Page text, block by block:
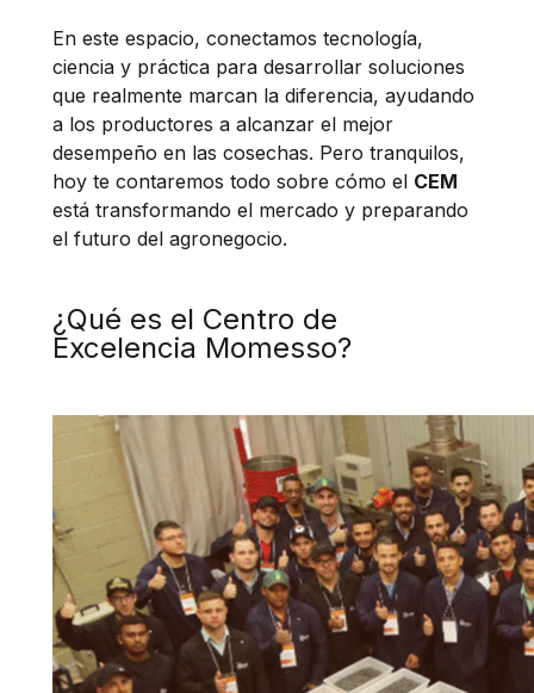
En este espacio, conectamos tecnología,
ciencia y práctica para desarrollar soluciones
que realmente marcan la diferencia, ayudando
a los productores a alcanzar el mejor
desempeño en las cosechas. Pero tranquilos,
hoy te contaremos todo sobre cómo el CEM
está transformando el mercado y preparando
el futuro del agronegocio.
¿Qué es el Centro de
Excelencia Momesso?